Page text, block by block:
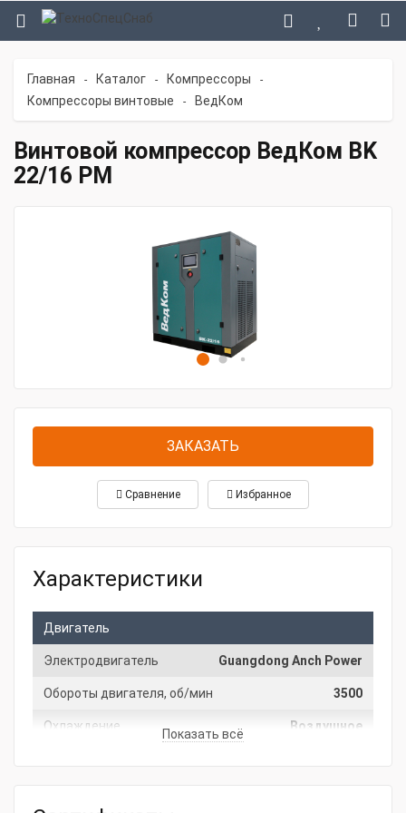
Главная - Каталог - Компрессоры -
Компрессоры винтовые - ВедКом
Винтовой компрессор ВедКом BK
22/16 PM
ЗАКАЗАТЬ
Сравнение Избранное
Характеристики
Двигатель
Электродвигатель Guangdong Anch Power
Обороты двигателя, об/мин 3500
Охлаждение Воздушное
Показать всё